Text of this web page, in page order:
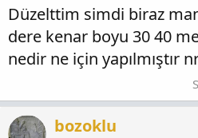
Düzelttim simdi biraz
dere kenar boyu 30 40
nedir ne için yapılmıştır
bozoklu